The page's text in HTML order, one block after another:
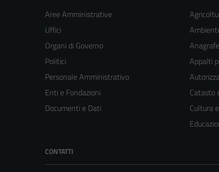
Aree Amministrative
Uffici
Organi di Governo
Politici
Personale Amministrativo
Enti e Fondazioni
Documenti e Dati
Appalti
Catasto
Cultura
CONTATTI